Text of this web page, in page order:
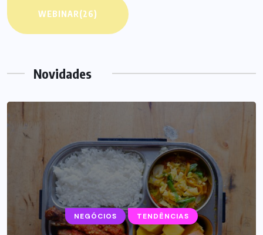
WEBINAR(26)
Novidades
NEGÓCIOS TENDÊNCIAS
SUPLEMENTOS